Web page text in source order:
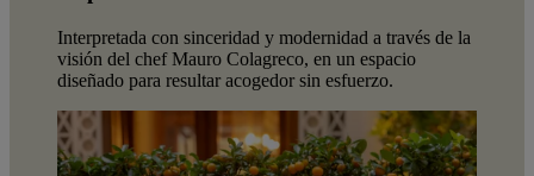
Interpretada con sinceridad y modernidad a través de la
visión del chef Mauro Colagreco, en un espacio
diseñado para resultar acogedor sin esfuerzo.